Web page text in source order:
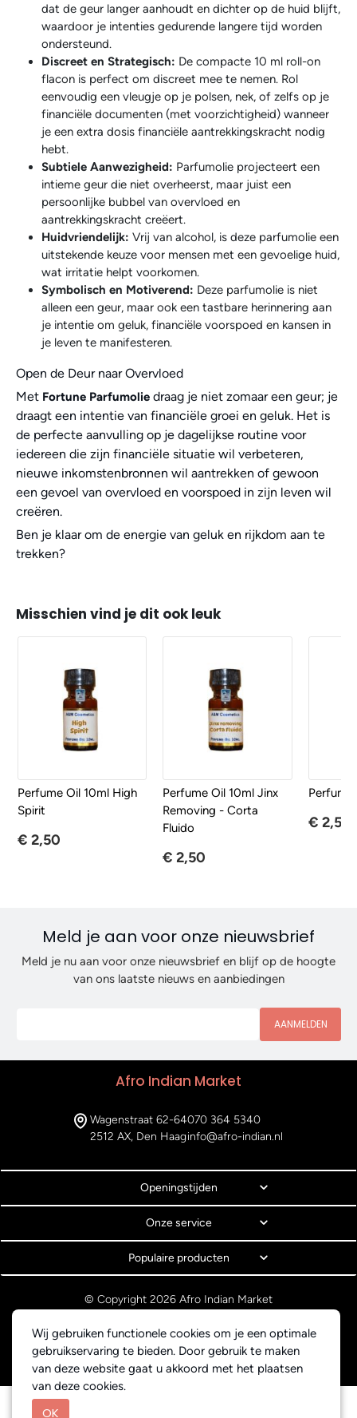
Wij gebruiken functionele cookies om je een optimale
gebruikservaring te bieden. Door gebruik te maken
van deze website gaat u akkoord met het plaatsen
van deze cookies.
OK
dat de geur langer aanhoudt en dichter op de huid blijft,
waardoor je intenties gedurende langere tijd worden
ondersteund.
Discreet en Strategisch: De compacte 10 ml roll-on
flacon is perfect om discreet mee te nemen. Rol
eenvoudig een vleugje op je polsen, nek, of zelfs op je
financiële documenten (met voorzichtigheid) wanneer
je een extra dosis financiële aantrekkingskracht nodig
hebt.
Subtiele Aanwezigheid: Parfumolie projecteert een
intieme geur die niet overheerst, maar juist een
persoonlijke bubbel van overvloed en
aantrekkingskracht creëert.
Huidvriendelijk: Vrij van alcohol, is deze parfumolie een
uitstekende keuze voor mensen met een gevoelige huid,
wat irritatie helpt voorkomen.
Symbolisch en Motiverend: Deze parfumolie is niet
alleen een geur, maar ook een tastbare herinnering aan
je intentie om geluk, financiële voorspoed en kansen in
je leven te manifesteren.
Open de Deur naar Overvloed
Met Fortune Parfumolie draag je niet zomaar een geur; je
draagt een intentie van financiële groei en geluk. Het is
de perfecte aanvulling op je dagelijkse routine voor
iedereen die zijn financiële situatie wil verbeteren,
nieuwe inkomstenbronnen wil aantrekken of gewoon
een gevoel van overvloed en voorspoed in zijn leven wil
creëren.
Ben je klaar om de energie van geluk en rijkdom aan te
trekken?
Misschien vind je dit ook leuk
Perfume Oil 10ml High
Spirit
€ 2,50
Perfume Oil 10ml Jinx
Removing - Corta
Fluido
€ 2,50
€ 2,50
Meld je aan voor onze nieuwsbrief
Meld je nu aan voor onze nieuwsbrief en blijf op de hoogte
van ons laatste nieuws en aanbiedingen
AANMELDEN
Afro Indian Market
Wagenstraat 62-64
2512 AX, Den Haag
070 364 5340
info@afro-indian.nl
Openingstijden
Onze service
Populaire producten
© Copyright 2026 Afro Indian Market
Privacyverklaring
Webdesign BEWISE Solutions